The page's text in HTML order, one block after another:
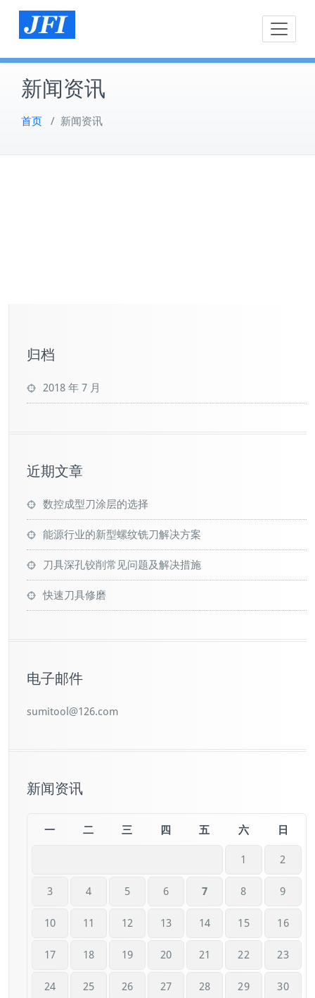
Skip
新闻资讯
首页 / 新闻资讯
归档
2018 年 7 月
近期文章
数控成型刀涂层的选择
能源行业的新型螺纹铣刀解决方案
刀具深孔铰削常见问题及解决措施
快速刀具修磨
电子邮件
sumitool@126.com
新闻资讯
一 二 三 四 五 六 日
1 2
3 4 5 6 7 8 9
10 11 12 13 14 15 16
17 18 19 20 21 22 23
24 25 26 27 28 29 30